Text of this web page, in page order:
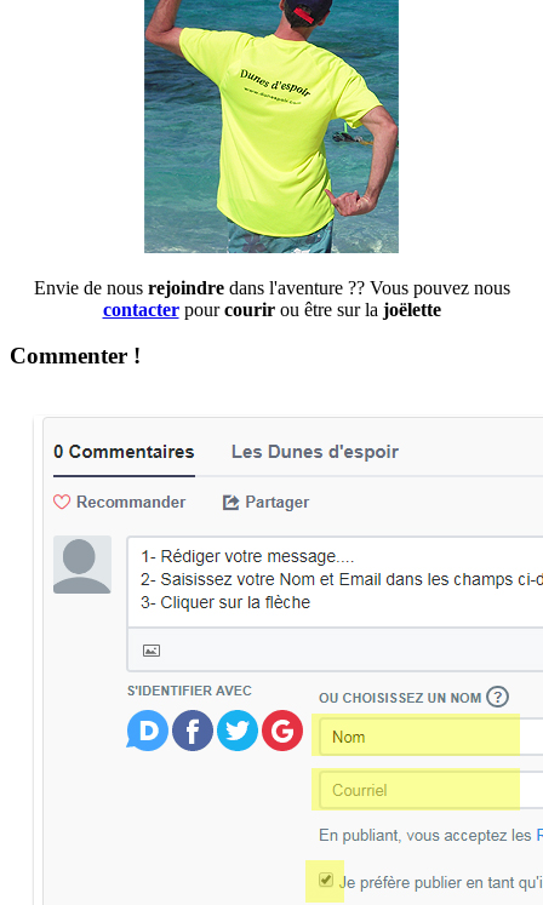
Envie de nous rejoindre dans l'aventure ?? Vous pouvez nous
contacterpourcourir ou être sur la joëlette
Commenter !